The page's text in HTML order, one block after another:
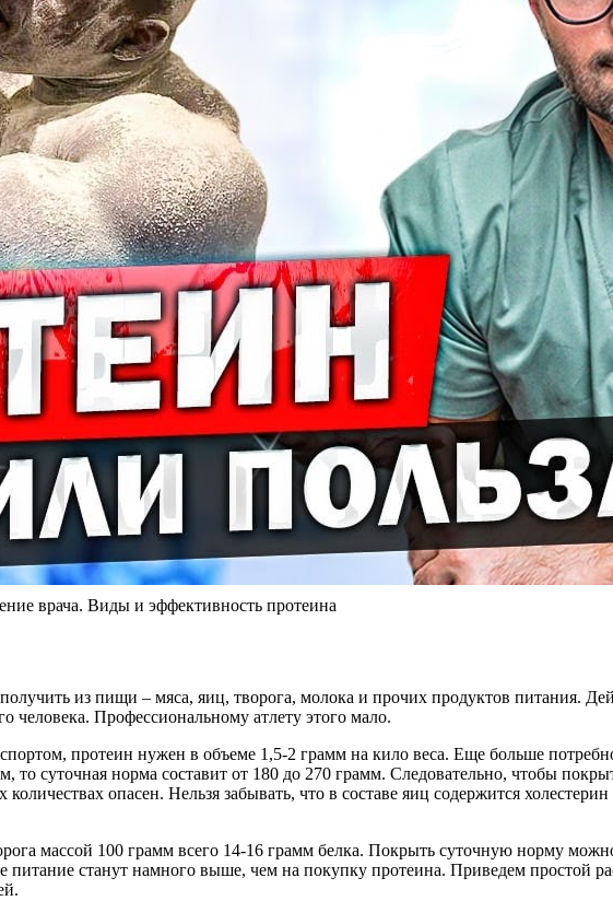
врача. Виды и эффективность протеина
из пищи – мяса, яиц, творога, молока и прочих продуктов питания.
Профессиональному атлету этого мало.
протеин нужен в объеме 1,5-2 грамм на кило веса. Еще больше
то суточная норма составит от 180 до 270 грамм. Следовательно, чтобы
количествах опасен. Нельзя забывать, что в составе яиц содержится
массой 100 грамм всего 14-16 грамм белка. Покрыть суточную норму
питание станут намного выше, чем на покупку протеина. Приведем простой